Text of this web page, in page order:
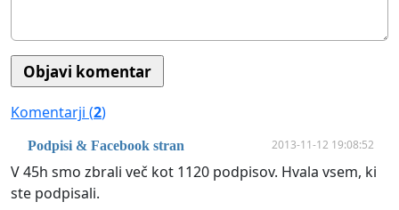
Komentarji (2)
Podpisi & Facebook stran 2013-11-12 19:08:52
V 45h smo zbrali več kot 1120 podpisov. Hvala vsem, ki
ste podpisali.